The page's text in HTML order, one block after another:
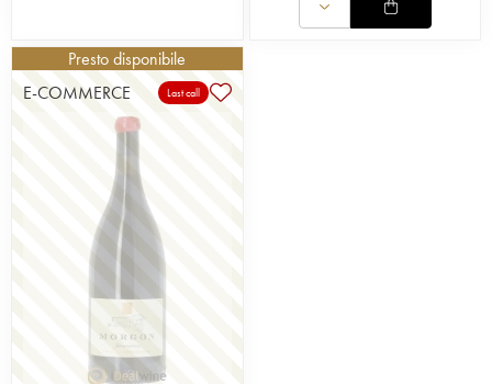
Presto disponibile
E-COMMERCE
Last call